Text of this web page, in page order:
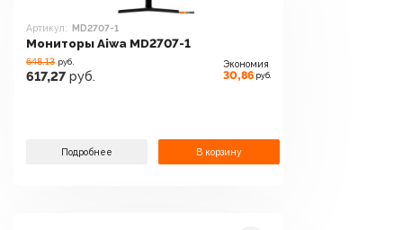
Артикул: MD2707-1
Мониторы Aiwa MD2707-1
648.13 руб.
617,27 руб.
Экономия
30,86 руб.
Подробнее В корзину